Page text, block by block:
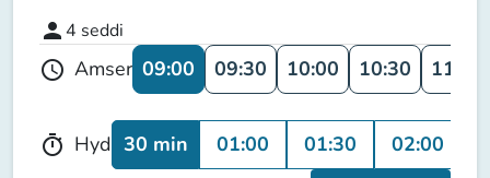
person 4 seddi
schedule Amser 09:00 09:30 10:00 10:30 11:00
timer Hyd 30 min 01:00 01:30 02:00